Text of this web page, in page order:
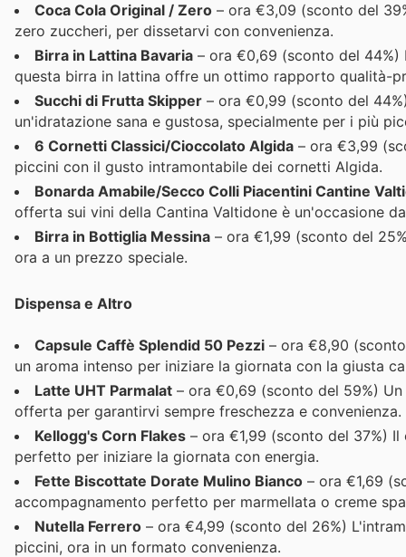
Coca Cola Original / Zero – ora €3,09 (sconto del
zero zuccheri, per dissetarvi con convenienza.
Birra in Lattina Bavaria – ora €0,69 (sconto del
questa birra in lattina offre un ottimo rapporto qualità-
Succhi di Frutta Skipper – ora €0,99 (sconto del
un'idratazione sana e gustosa, specialmente per i più
6 Cornetti Classici/Cioccolato Algida – ora €3,99
piccini con il gusto intramontabile dei cornetti Algida.
Bonarda Amabile/Secco Colli Piacentini Cantine
offerta sui vini della Cantina Valtidone è un'occasione
Birra in Bottiglia Messina – ora €1,99 (sconto del
ora a un prezzo speciale.
Dispensa e Altro
Capsule Caffè Splendid 50 Pezzi – ora €8,90
un aroma intenso per iniziare la giornata con la giusta
Latte UHT Parmalat – ora €0,69 (sconto del 59%)
offerta per garantirvi sempre freschezza e convenienza.
Kellogg's Corn Flakes – ora €1,99 (sconto del 37%)
perfetto per iniziare la giornata con energia.
Fette Biscottate Dorate Mulino Bianco – ora €1,69
accompagnamento perfetto per marmellata o creme
Nutella Ferrero – ora €4,99 (sconto del 26%)
piccini, ora in un formato convenienza.